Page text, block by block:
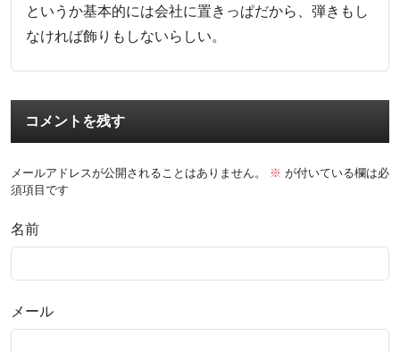
というか基本的には会社に置きっぱだから、弾きもし
なければ飾りもしないらしい。
コメントを残す
メールアドレスが公開されることはありません。 ※ が付いている欄は必
須項目です
名前
メール